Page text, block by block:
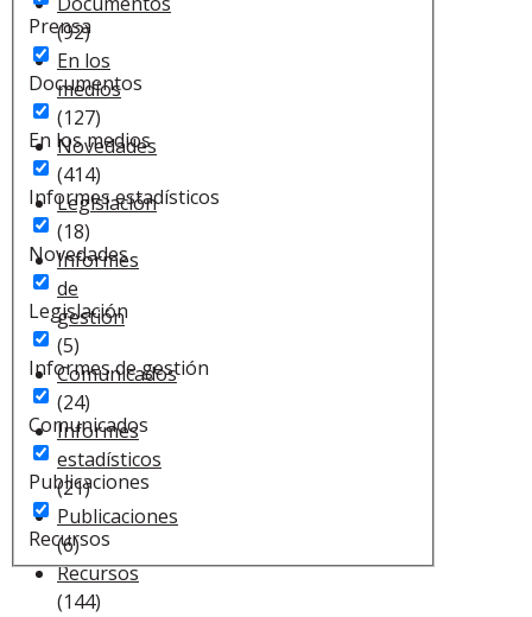
Prensa
Documentos
En los medios
Informes estadísticos
Novedades
Legislación
Informes de gestión
Comunicados
Publicaciones
Recursos
(92)
En los
medios
(127)
Novedades
(414)
Legislación
(18)
Informes
de
gestión
(5)
Comunicados
(24)
Informes
estadísticos
(21)
Publicaciones
(6)
Recursos
(144)